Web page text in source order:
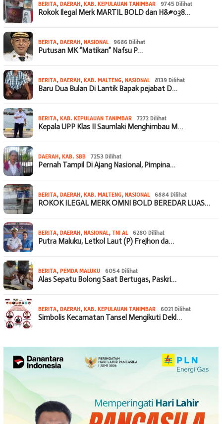
BERITA, DAERAH, KAB. KEPULAUAN TANIMBAR 9745 Dilihat
Rokok Ilegal Merk MARTIL BOLD dan H&#038…
BERITA, DAERAH, NASIONAL 9686 Dilihat
Putusan MK “Matikan” Nafsu P…
BERITA, DAERAH, KAB. MALTENG, NASIONAL 8139 Dilihat
Baru Dua Bulan Di Lantik Bapak pejabat D…
BERITA, KAB. KEPULAUAN TANIMBAR 7272 Dilihat
Kepala UPP Klas II Saumlaki Menghimbau M…
DAERAH, KAB. SBB 7253 Dilihat
Pernah Tampil Di Ajang Nasional, Pimpina…
BERITA, DAERAH, KAB. MALTENG, NASIONAL 6884 Dilihat
ROKOK ILEGAL MERK OMNI BOLD BEREDAR LUAS…
BERITA, DAERAH, NASIONAL, TNI AL 6280 Dilihat
Putra Maluku, Letkol Laut (P) Frejhon da…
BERITA, PEMDA MALUKU 6054 Dilihat
Alas Sepatu Bolong Saat Bertugas, Paskri…
BERITA, DAERAH, KAB. KEPULAUAN TANIMBAR 6021 Dilihat
Simbolis Kecamatan Tansel Mengikuti Dekl…